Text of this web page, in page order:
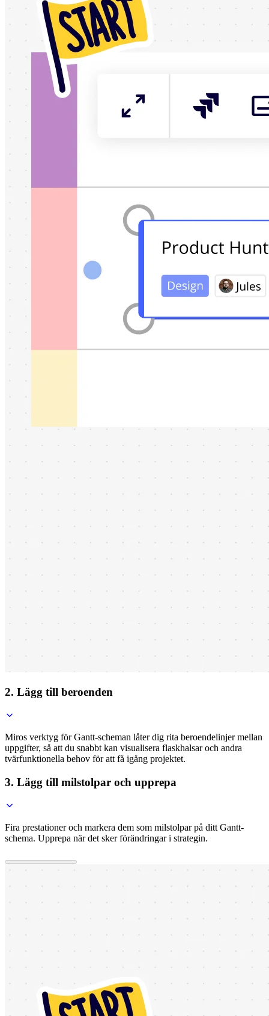
2. Lägg till beroenden
Miros verktyg för Gantt-scheman låter dig rita beroendelinjer mellan
uppgifter, så att du snabbt kan visualisera flaskhalsar och andra
tvärfunktionella behov för att få igång projektet.
3. Lägg till milstolpar och upprepa
Fira prestationer och markera dem som milstolpar på ditt Gantt-
schema. Upprepa när det sker förändringar i strategin.